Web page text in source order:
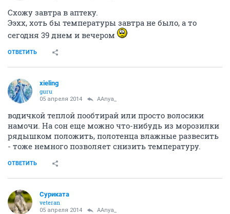
Схожу завтра в аптеку.
Ээхх, хоть бы температуры завтра не было, а то
сегодня 39 днем и вечером
ОТВЕТИТЬ
xieling
guru
05 апреля 2014 AAnya_
водичкой теплой пообтирай или просто волосики
намочи. На сон еще можно что-нибудь из морозилки
рядышком положить, полотенца влажные развесить
- тоже немного позволяет снизить температуру.
ОТВЕТИТЬ
Суриката
veteran
05 апреля 2014 AAnya_